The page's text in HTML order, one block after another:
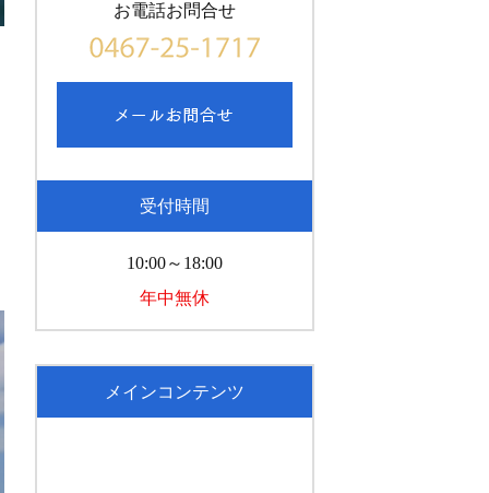
お電話お問合せ
受付時間
10:00～18:00
年中無休
メインコンテンツ